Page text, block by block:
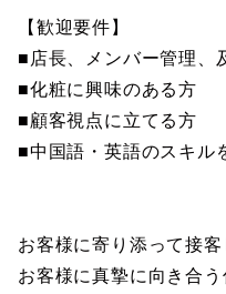
【歓迎要件】
■店長、メンバー管理、
■化粧に興味のある方
■顧客視点に立てる方
■中国語・英語のスキル
＜求める
お客様に寄り添って接客
お客様に真摯に向き合